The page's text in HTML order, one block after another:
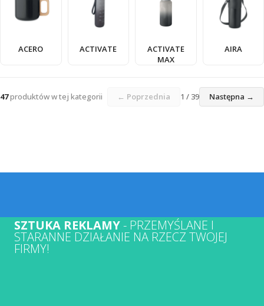
ACERO ACTIVATE
ACTIVATE
MAX
AIRA
47produktów w tej kategorii ← Poprzednia 1 / 39 Następna →
SZTUKA REKLAMY- PRZEMYŚLANE I
STARANNE DZIAŁANIE NA RZECZ TWOJEJ
FIRMY!